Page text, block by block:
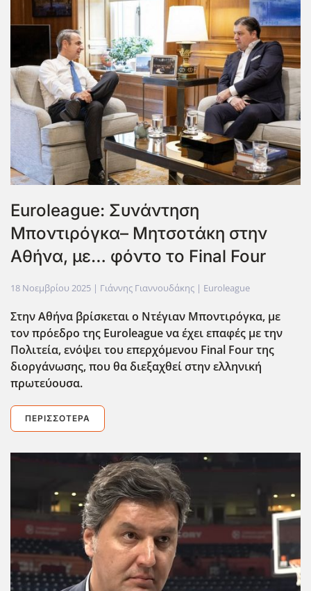
Euroleague: Συνάντηση
Μποντιρόγκα– Μητσοτάκη στην
Αθήνα, με… φόντο το Final Four
18 Νοεμβρίου 2025 | Γιάννης Γιαννουδάκης | Euroleague
Στην Αθήνα βρίσκεται ο Ντέγιαν Μποντιρόγκα, με
τον πρόεδρο της Euroleagueνα έχει επαφές με την
Πολιτεία, ενόψει του επερχόμενου Final Fourτης
διοργάνωσης, που θα διεξαχθεί στην ελληνική
πρωτεύουσα.
ΠΕΡΙΣΣΌΤΕΡΑ